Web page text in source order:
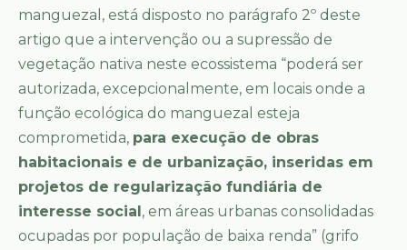
manguezal, está disposto no parágrafo 2º deste
artigo que a intervenção ou a supressão de
vegetação nativa neste ecossistema “poderá ser
autorizada, excepcionalmente, em locais onde a
função ecológica do manguezal esteja
comprometida, para execução de obras
habitacionais e de urbanização, inseridas em
projetos de regularização fundiária de
interesse social, em áreas urbanas consolidadas
ocupadas por população de baixa renda” (grifo